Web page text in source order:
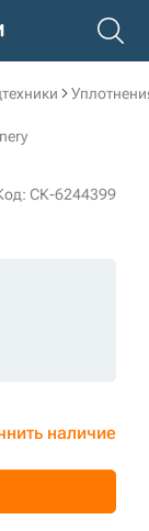
СК-6244399
наличие